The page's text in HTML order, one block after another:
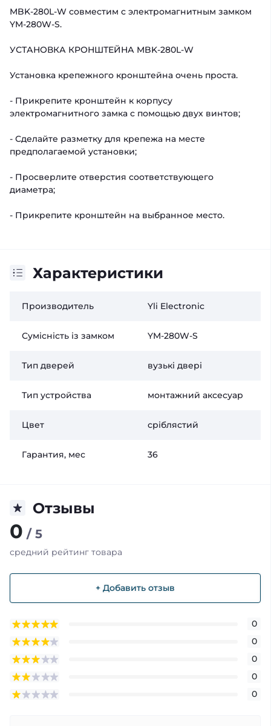
MBK-280L-W совместим с электромагнитным замком
YM-280W-S.
УСТАНОВКА КРОНШТЕЙНА MBK-280L-W
Установка крепежного кронштейна очень проста.
- Прикрепите кронштейн к корпусу
электромагнитного замка с помощью двух винтов;
- Сделайте разметку для крепежа на месте
предполагаемой установки;
- Просверлите отверстия соответствующего
диаметра;
- Прикрепите кронштейн на выбранное место.
Характеристики
Производитель Yli Electronic
Сумісність із замком YM-280W-S
Тип дверей вузькі двері
Тип устройства монтажний аксесуар
Цвет сріблястий
Гарантия, мес 36
Отзывы
0 / 5
средний рейтинг товара
+ Добавить отзыв
0
0
0
0
0